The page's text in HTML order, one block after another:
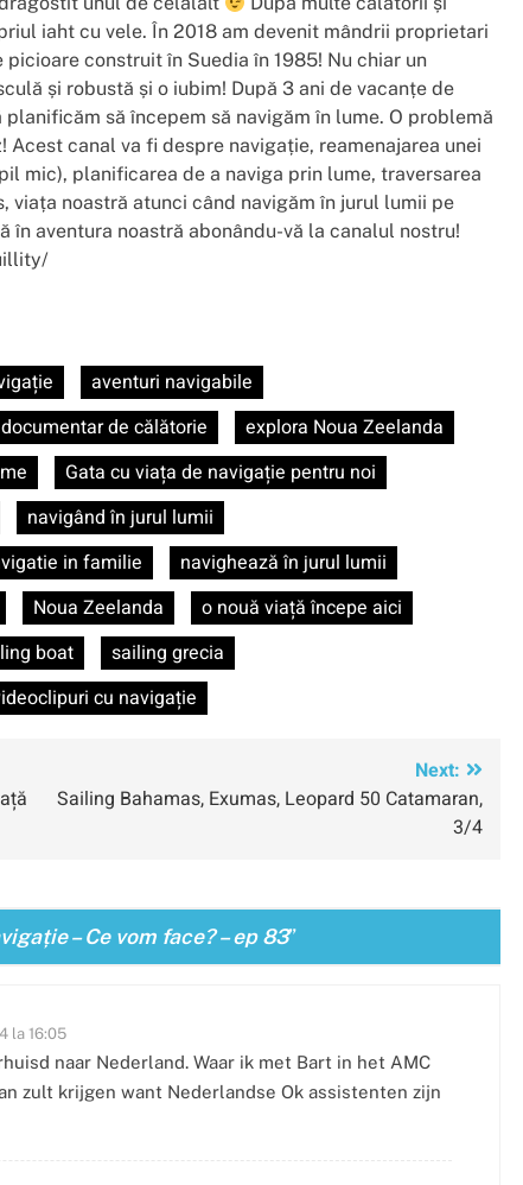
iaht cu vele. În 2018 am devenit mândrii proprietari
construit în Suedia în 1985! Nu chiar un
și robustă și o iubim! După 3 ani de vacanțe de
să începem să navigăm în lume. O problemă
canal va fi despre navigație, reamenajarea unei
mic), planificarea de a naviga prin lume, traversarea
viața noastră atunci când navigăm în jurul lumii pe
în aventura noastră abonându-vă la canalul nostru!
aventuri navigabile
documentar de călătorie
explora Noua Zeelanda
Gata cu viața de navigație pentru noi
navigând în jurul lumii
in familie
navighează în jurul lumii
Noua Zeelanda
o nouă viață începe aici
boat
sailing grecia
cu navigație
Next:
Sailing Bahamas, Exumas, Leopard 50 Catamaran,
3/4
– Ce vom face? – ep 83”
la 16:05
naar Nederland. Waar ik met Bart in het AMC
zult krijgen want Nederlandse Ok assistenten zijn